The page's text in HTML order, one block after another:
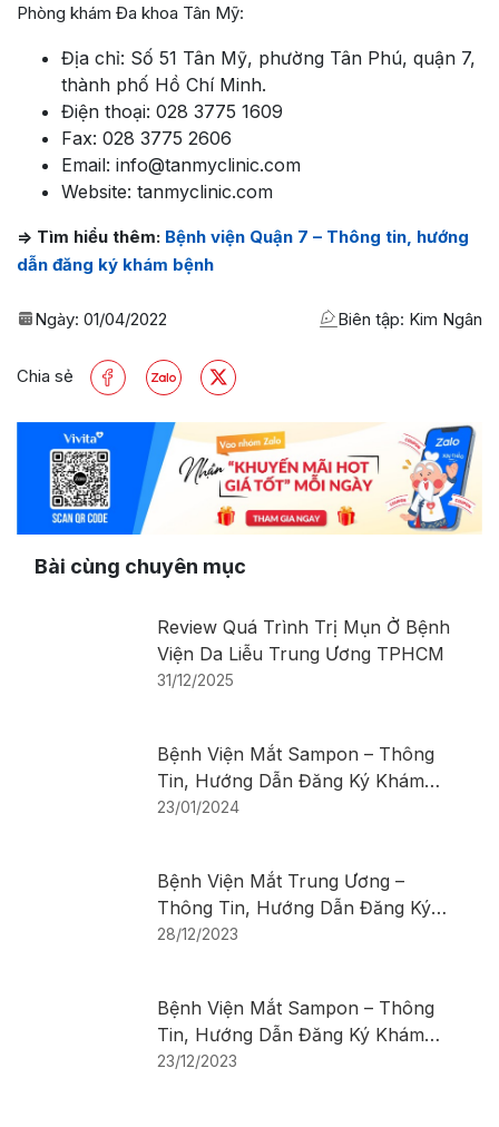
Phòng khám Đa khoa Tân Mỹ:
Địa chỉ: Số 51 Tân Mỹ, phường Tân Phú, quận 7,
thành phố Hồ Chí Minh.
Điện thoại: 028 3775 1609
Fax: 028 3775 2606
Email: info@tanmyclinic.com
Website: tanmyclinic.com
=> Tìm hiểu thêm: Bệnh viện Quận 7 – Thông tin, hướng
dẫn đăng ký khám bệnh
Ngày: 01/04/2022 Biên tập: Kim Ngân
Chia sẻ
Bài cùng chuyên mục
Review Quá Trình Trị Mụn Ở Bệnh
Viện Da Liễu Trung Ương TPHCM
31/12/2025
Bệnh Viện Mắt Sampon – Thông
Tin, Hướng Dẫn Đăng Ký Khám
Bệnh
23/01/2024
Bệnh Viện Mắt Trung Ương –
Thông Tin, Hướng Dẫn Đăng Ký
Khám Bệnh
28/12/2023
Bệnh Viện Mắt Sampon – Thông
Tin, Hướng Dẫn Đăng Ký Khám
Bệnh
23/12/2023